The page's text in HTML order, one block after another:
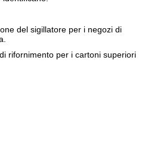
del sigillatore per i negozi di
rifornimento per i cartoni superiori